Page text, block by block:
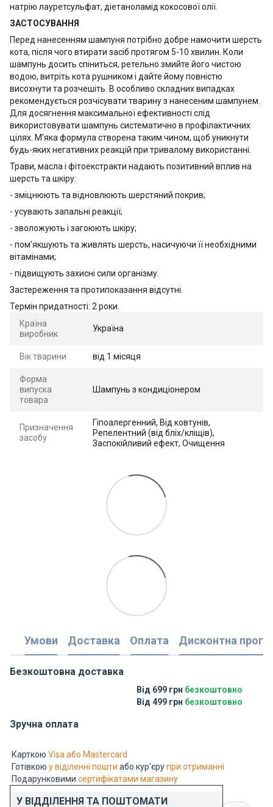
натрію лауретсульфат, діетаноламід кокосової олії.
ЗАСТОСУВАННЯ
Перед нанесенням шампуня потрібно добре намочити шерсть
кота, після чого втирати засіб протягом 5-10 хвилин. Коли
шампунь досить спіниться, ретельно змийте його чистою
водою, витріть кота рушником і дайте йому повністю
висохнути та розчешіть. В особливо складних випадках
рекомендується розчісувати тварину з нанесеним шампунем.
Для досягнення максимальної ефективності слід
використовувати шампунь систематично в профілактичних
цілях. М'яка формула створена таким чином, щоб уникнути
будь-яких негативних реакцій при тривалому використанні.
Трави, масла і фітоекстракти надають позитивний вплив на
шерсть та шкіру:
- зміцнюють та відновлюють шерстяний покрив;
- усувають запальні реакції;
- зволожують і загоюють шкіру;
- пом'якшують та живлять шерсть, насичуючи її необхідними
вітамінами;
- підвищують захисні сили організму.
Застереження та протипоказання відсутні.
Термін придатності: 2 роки.
Країна
виробник
Україна
Вік тварини від 1 місяця
Форма
випуска
товара
Шампунь з кондиціонером
Призначення
засобу
Гіпоалергенний, Від ковтунів,
Репелентний (від бліх/кліщів),
Заспокійливий ефект, Очищення
Умови Доставка Оплата Дисконтна
Безкоштовна доставка
Від 699 грн безкоштовно
Від 499 грн безкоштовно
Зручна оплата
Карткою Visa або Mastercard
Готівкою у віділенні пошти або кур'єрупри отриманні
Подарунковими сертифікатами магазину
У ВІДДІЛЕННЯ ТА ПОШТОМАТИ